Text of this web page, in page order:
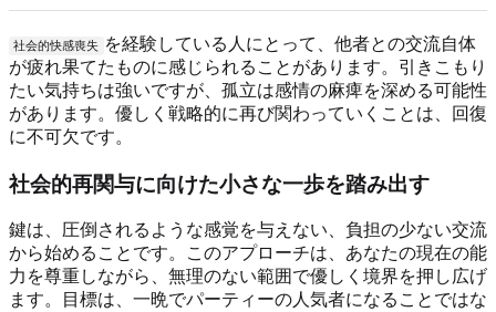
社会的快感喪失 を経験している人にとって、他者との交流自体
が疲れ果てたものに感じられることがあります。引きこもり
たい気持ちは強いですが、孤立は感情の麻痺を深める可能性
があります。優しく戦略的に再び関わっていくことは、回復
に不可欠です。
社会的再関与に向けた小さな一歩を踏み出す
鍵は、圧倒されるような感覚を与えない、負担の少ない交流
から始めることです。このアプローチは、あなたの現在の能
力を尊重しながら、無理のない範囲で優しく境界を押し広げ
ます。目標は、一晩でパーティーの人気者になることではな